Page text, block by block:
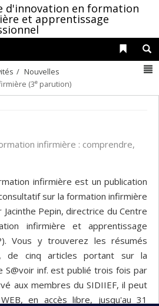
d'innovation en formation
et apprentissage
Liens
Nouvelles
(3e parution)
infirmière : comprendre,
infirmière est un publication
sur la formation infirmière
Pepin, directrice du Centre
infirmière et apprentissage
Vous y trouverez les résumés
de cinq articles portant sur la
S@voir inf. est publié trois fois par
aux membres du SIDIIEF, il peut
en accès libre, jusqu'au 31